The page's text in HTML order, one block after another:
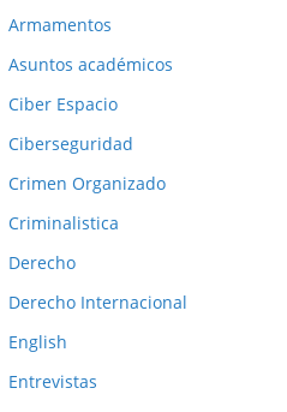
o
n
e
a
n
t
r
i
o
e
Armamentos
Asuntos académicos
Ciber Espacio
Ciberseguridad
Crimen Organizado
Criminalistica
Derecho
Derecho Internacional
English
Entrevistas